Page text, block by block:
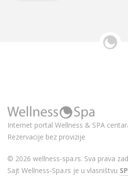
Internet portal Wellness & SPA
Rezervacije bez provizije
© 2026 wellness-spa.rs. Sva prava
Sajt Wellness-Spa.rs je u vlasništvu